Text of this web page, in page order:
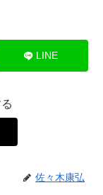
LINE
佐々木康弘